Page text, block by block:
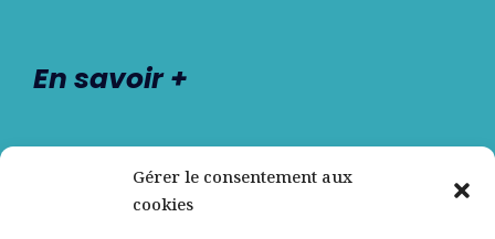
Gérer le consentement aux
cookies
En savoir +
Nos partenaires